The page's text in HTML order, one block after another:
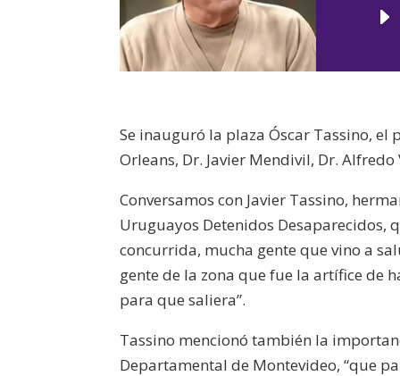
Se inauguró la plaza Óscar Tassino,
Orleans, Dr. Javier Mendivil, Dr.
Conversamos con Javier Tassino,
Uruguayos Detenidos
concurrida, mucha gente que vino a
gente de la zona que fue la artífice de
para que saliera”.
Tassino mencionó también la
Departamental de Montevideo, “que